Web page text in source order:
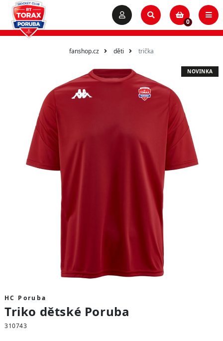
0
fanshop.cz děti trička
NOVINKA
HC Poruba
Triko dětské Poruba
310743